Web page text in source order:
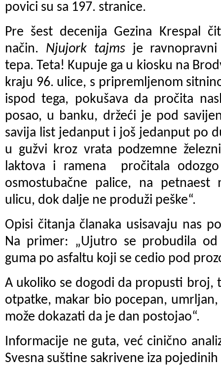
povici su sa 197. stranice.
Pre šest decenija Gezina Krespal
način. Njujork tajmsje ravnopravni
tepa. Teta! Kupuje ga u kiosku na
kraju 96. ulice, s pripremljenom
ispod tega, pokušava da pročita
posao, u banku, držeći je pod
savija list jedanput i još jedanput po
u gužvi kroz vrata podzemne
laktova i ramena
pročitala
osmostubačne palice, na petnaest
ulicu, dok dalje ne produži peške“.
Opisi čitanja članaka usisavaju nas
Na primer: „Ujutro se probudila od
guma po asfaltu koji se cedio pod
A ukoliko se dogodi da propusti broj,
otpatke, makar bio pocepan,
može dokazati da je dan postojao“.
Informacije ne guta, već cinično
Svesna suštine sakrivene iza